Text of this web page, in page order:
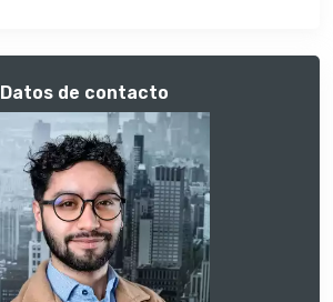
Datos de contacto